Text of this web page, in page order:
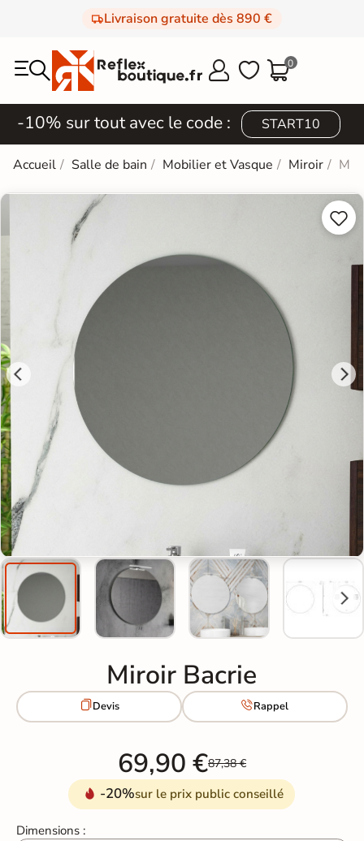
Livraison gratuite dès 890 €
  0
-10% sur tout avec le code : START10
Accueil Salle de bain Mobilier et Vasque Miroir


Miroir Bacrie
Devis Rappel
69,90 €87,38 €
-20%sur le prix public conseillé
Dimensions :